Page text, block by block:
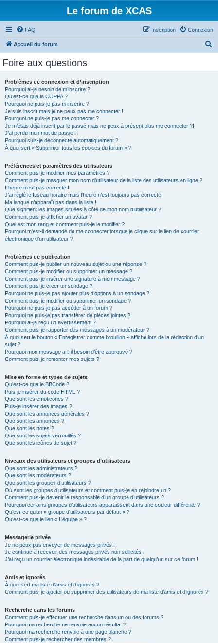
Le forum de XCAS
FAQ Connexion
Inscription
Accueil du forum
Foire aux questions
Problèmes de connexion et d’inscription
Pourquoi ai-je besoin de m’inscrire ?
Qu’est-ce que la COPPA ?
Pourquoi ne puis-je pas m’inscrire ?
Je suis inscrit mais je ne peux pas me connecter !
Pourquoi ne puis-je pas me connecter ?
Je m’étais déjà inscrit par le passé mais ne peux à présent plus me connecter ?!
J’ai perdu mon mot de passe !
Pourquoi suis-je déconnecté automatiquement ?
À quoi sert « Supprimer tous les cookies du forum » ?
Préférences et paramètres des utilisateurs
Comment puis-je modifier mes paramètres ?
Comment puis-je masquer mon nom d’utilisateur de la liste des utilisateurs en ligne ?
L’heure n’est pas correcte !
J’ai réglé le fuseau horaire mais l’heure n’est toujours pas correcte !
Ma langue n’apparaît pas dans la liste !
Que signifient les images situées à côté de mon nom d’utilisateur ?
Comment puis-je afficher un avatar ?
Quel est mon rang et comment puis-je le modifier ?
Pourquoi m’est-il demandé de me connecter lorsque je clique sur le lien de courrier
électronique d’un utilisateur ?
Problèmes de publication
Comment puis-je publier un nouveau sujet ou une réponse ?
Comment puis-je modifier ou supprimer un message ?
Comment puis-je insérer une signature à mon message ?
Comment puis-je créer un sondage ?
Pourquoi ne puis-je pas ajouter plus d’options à un sondage ?
Comment puis-je modifier ou supprimer un sondage ?
Pourquoi ne puis-je pas accéder à un forum ?
Pourquoi ne puis-je pas transférer de pièces jointes ?
Pourquoi ai-je reçu un avertissement ?
Comment puis-je rapporter des messages à un modérateur ?
À quoi sert le bouton « Enregistrer comme brouillon » affiché lors de la rédaction d’un
sujet ?
Pourquoi mon message a-t-il besoin d’être approuvé ?
Comment puis-je remonter mes sujets ?
Mise en forme et types de sujets
Qu’est-ce que le BBCode ?
Puis-je insérer du code HTML ?
Que sont les émoticônes ?
Puis-je insérer des images ?
Que sont les annonces générales ?
Que sont les annonces ?
Que sont les notes ?
Que sont les sujets verrouillés ?
Que sont les icônes de sujet ?
Niveaux des utilisateurs et groupes d’utilisateurs
Que sont les administrateurs ?
Que sont les modérateurs ?
Que sont les groupes d’utilisateurs ?
Où sont les groupes d’utilisateurs et comment puis-je en rejoindre un ?
Comment puis-je devenir le responsable d’un groupe d’utilisateurs ?
Pourquoi certains groupes d’utilisateurs apparaissent dans une couleur différente ?
Qu’est-ce qu’un « groupe d’utilisateurs par défaut » ?
Qu’est-ce que le lien « L’équipe » ?
Messagerie privée
Je ne peux pas envoyer de messages privés !
Je continue à recevoir des messages privés non sollicités !
J’ai reçu un courrier électronique indésirable de la part de quelqu’un sur ce forum !
Amis et ignorés
À quoi sert ma liste d’amis et d’ignorés ?
Comment puis-je ajouter ou supprimer des utilisateurs de ma liste d’amis et d’ignorés ?
Recherche dans les forums
Comment puis-je effectuer une recherche dans un ou des forums ?
Pourquoi ma recherche ne renvoie aucun résultat ?
Pourquoi ma recherche renvoie à une page blanche ?!
Comment puis-je rechercher des membres ?